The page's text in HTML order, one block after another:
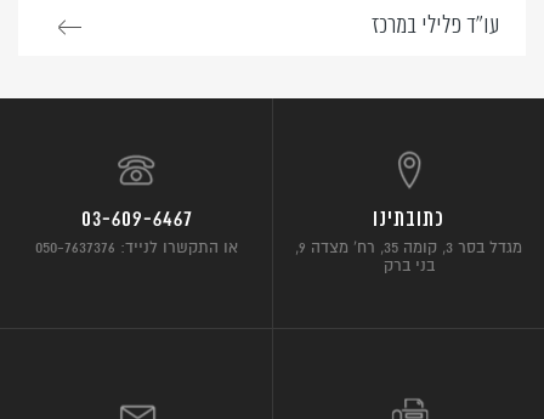
עו”ד פלילי במרכז
כתובתינו
מגדל בסר 3, קומה 35, רח’ מצדה 9,
בני ברק
03-609-6467
או התקשרו לנייד: 050-7637376